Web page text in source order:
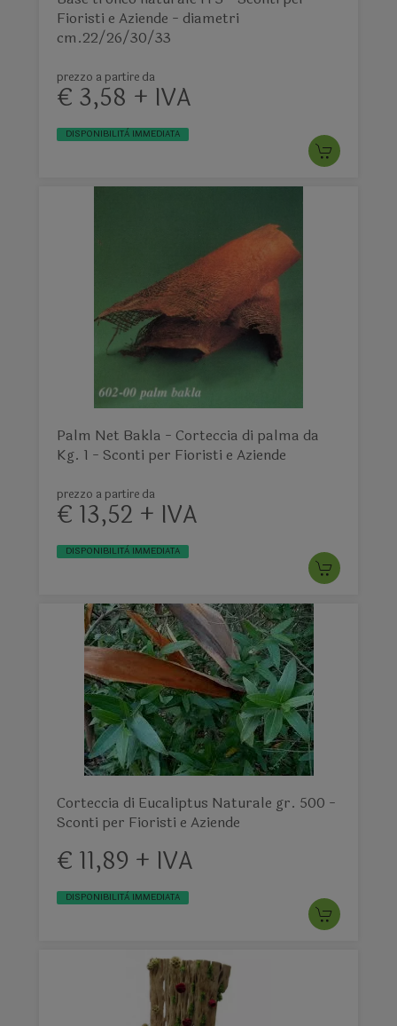
Fioristi e Aziende - diametri
cm.22/26/30/33
prezzo a partire da
€ 3,58 + IVA
DISPONIBILITÀ IMMEDIATA
Palm Net Bakla - Corteccia di palma da
Kg. 1 - Sconti per Fioristi e Aziende
prezzo a partire da
€ 13,52 + IVA
DISPONIBILITÀ IMMEDIATA
Corteccia di Eucaliptus Naturale gr. 500 -
Sconti per Fioristi e Aziende
€ 11,89 + IVA
DISPONIBILITÀ IMMEDIATA